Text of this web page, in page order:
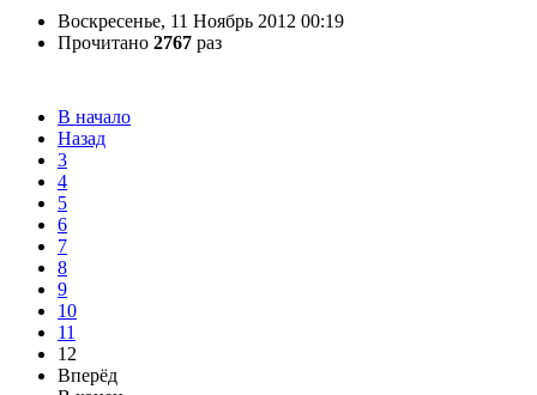
Воскресенье, 11 Ноябрь 2012 00:19
Прочитано 2767 раз
В начало
Назад
3
4
5
6
7
8
9
10
11
12
Вперёд